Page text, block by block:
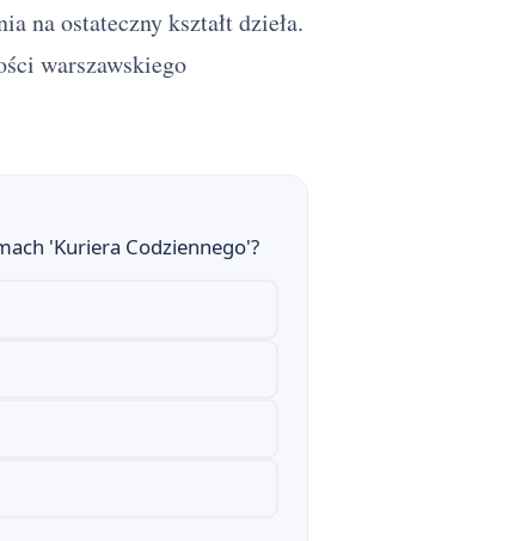
na ostateczny kształt dzieła.
warszawskiego
'Kuriera Codziennego'?